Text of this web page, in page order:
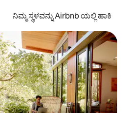
ನಿಮ್ಮ ಸ್ಥಳವನ್ನು Airbnb ಯಲ್ಲಿ ಹಾಕಿ